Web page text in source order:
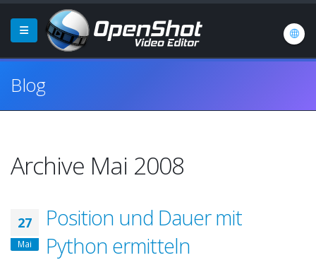
Blog
Archive Mai 2008
27
Mai
Position und Dauer mit
Python ermitteln